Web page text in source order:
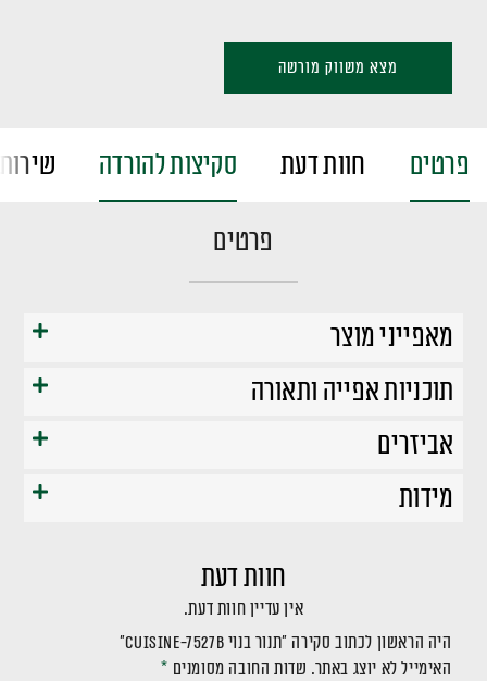
מצא משווק מורשה
פרטים חוות דעת סקיצות להורדה
פרטים
מאפייני מוצר
תוכניות אפייה ותאורה
אביזרים
מידות
חוות דעת
אין עדיין חוות דעת.
היה הראשון לכתוב סקירה “תנור בנוי CUISINE-7527B”
האימייל לא יוצג באתר. שדות החובה מסומנים *